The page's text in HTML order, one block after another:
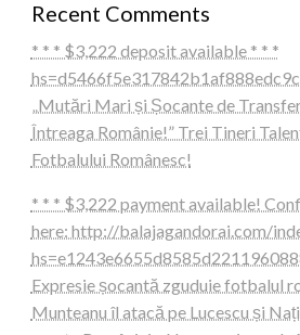
Recent Comments
* * * $3,222 deposit available * * *
„Mutări Mari și Șocante de
Întreaga Românie!” Trei Tineri
Fotbalului Românesc!
* * * $3,222 payment available!
here: http://balajagandorai.com/
Expresie șocantă zguduie fotbalul
Munteanu îl atacă pe Lucescu și